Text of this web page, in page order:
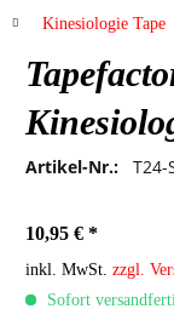
Kinesiologie Tape
Artikel-Nr.: T24-
10,95 € *
inkl. MwSt.zzgl.
Sofort